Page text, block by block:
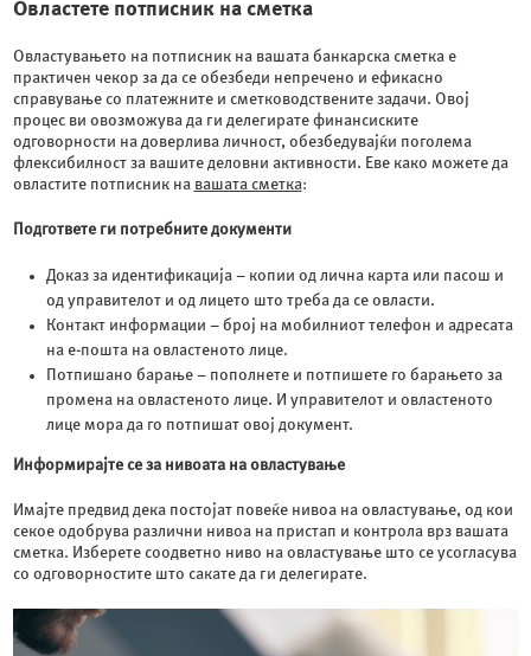
Овластете потписник на сметка
Овластувањето на потписник на вашата банкарска сметка е
практичен чекор за да се обезбеди непречено и ефикасно
справување со платежните и сметководствените задачи. Овој
процес ви овозможува да ги делегирате финансиските
одговорности на доверлива личност, обезбедувајќи поголема
флексибилност за вашите деловни активности. Еве како можете да
овластите потписник на вашата сметка:
Подгответе ги потребните документи
Доказ за идентификација – копии од лична карта или пасош и
од управителот и од лицето што треба да се овласти.
Контакт информации – број на мобилниот телефон и адресата
на е-пошта на овластеното лице.
Потпишано барање – пополнете и потпишете го барањето за
промена на овластеното лице. И управителот и овластеното
лице мора да го потпишат овој документ.
Информирајте се за нивоата на овластување
Имајте предвид дека постојат повеќе нивоа на овластување, од кои
секое одобрува различни нивоа на пристап и контрола врз вашата
сметка. Изберете соодветно ниво на овластување што се усогласува
со одговорностите што сакате да ги делегирате.